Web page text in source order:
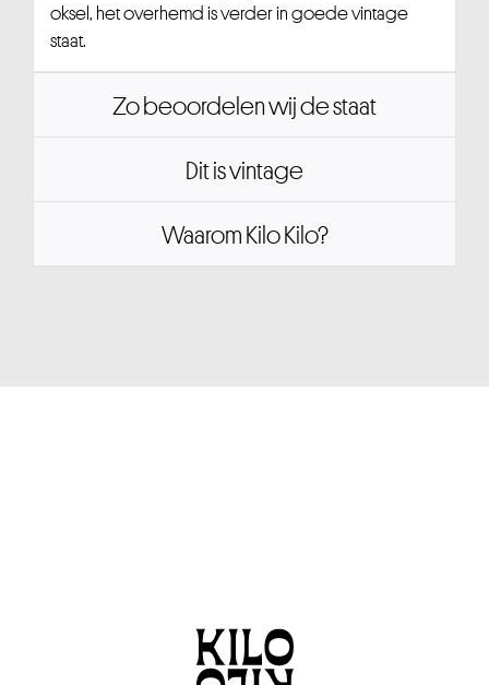
oksel, het overhemd is verder in goede vintage
staat.
Zo beoordelen wij de staat
Dit is vintage
Waarom Kilo Kilo?